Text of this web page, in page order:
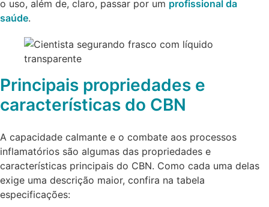
o uso, além de, claro, passar por um profissional da
saúde.
Principais propriedades e
características do CBN
A capacidade calmante e o combate aos processos
inflamatórios são algumas das propriedades e
características principais do CBN. Como cada uma delas
exige uma descrição maior, confira na tabela
especificações: